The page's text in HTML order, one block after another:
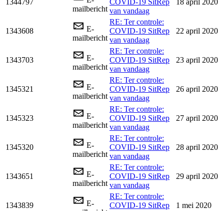
mailbericht van vandaag
1343608
E-
mailbericht
RE: Ter controle:
COVID-19 SitRep
van vandaag
22 april 2020
1343703
E-
mailbericht
RE: Ter controle:
COVID-19 SitRep
van vandaag
23 april 2020
1345321
E-
mailbericht
RE: Ter controle:
COVID-19 SitRep
van vandaag
26 april 2020
1345323
E-
mailbericht
RE: Ter controle:
COVID-19 SitRep
van vandaag
27 april 2020
1345320
E-
mailbericht
RE: Ter controle:
COVID-19 SitRep
van vandaag
28 april 2020
1343651
E-
mailbericht
RE: Ter controle:
COVID-19 SitRep
van vandaag
29 april 2020
1343839
E-
RE: Ter controle:
COVID-19 SitRep
1 mei 2020